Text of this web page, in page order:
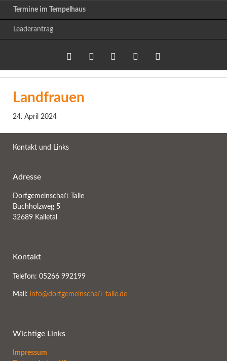
Termine im Tempelhaus
Leaderantrag
Landfrauen
24. April 2024
Kontakt und Links
Adresse
Dorfgemeinschaft Talle
Buchholzweg 5
32689 Kalletal
Kontakt
Telefon: 05266 992199
Mail: info@dorfgemeinschaft-talle.de
Wichtige Links
Impressum